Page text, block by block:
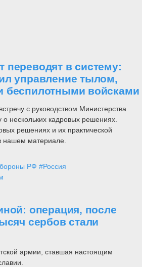
в систему:
управление тылом,
беспилотными войсками
с руководством Министерства
нескольких кадровых решениях.
решениях и их практической
нашем материале.
РФ #Россия
операция, после
сербов стали
армии, ставшая настоящим